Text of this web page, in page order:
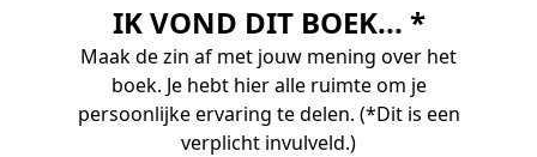
IK VOND DIT BOEK... *
Maak de zin af met jouw mening over het
boek. Je hebt hier alle ruimte om je
persoonlijke ervaring te delen. (*Dit is een
verplicht invulveld.)